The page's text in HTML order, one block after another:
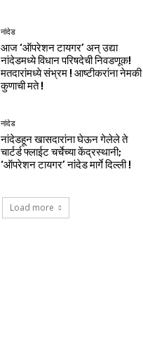
नांदेड
आज ‘ऑपरेशन टायगर’ अन् उद्या
नांदेडमध्ये विधान परिषदेची निवडणूक!
मतदारांमध्ये संभ्रम ! आष्टीकरांना नेमकी
कुणाची मते !
नांदेड
नांदेडहून खासदारांना घेऊन गेलेले ते
चार्टर्ड फ्लाईट चर्चेच्या केंद्रस्थानी;
‘ऑपरेशन टायगर’ नांदेड मार्गे दिल्ली !
Load more